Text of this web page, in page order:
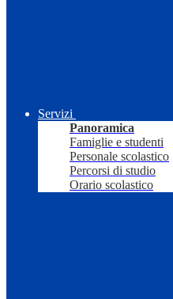
Servizi
Panoramica
Famiglie e studenti
Personale scolastico
Percorsi di studio
Orario scolastico